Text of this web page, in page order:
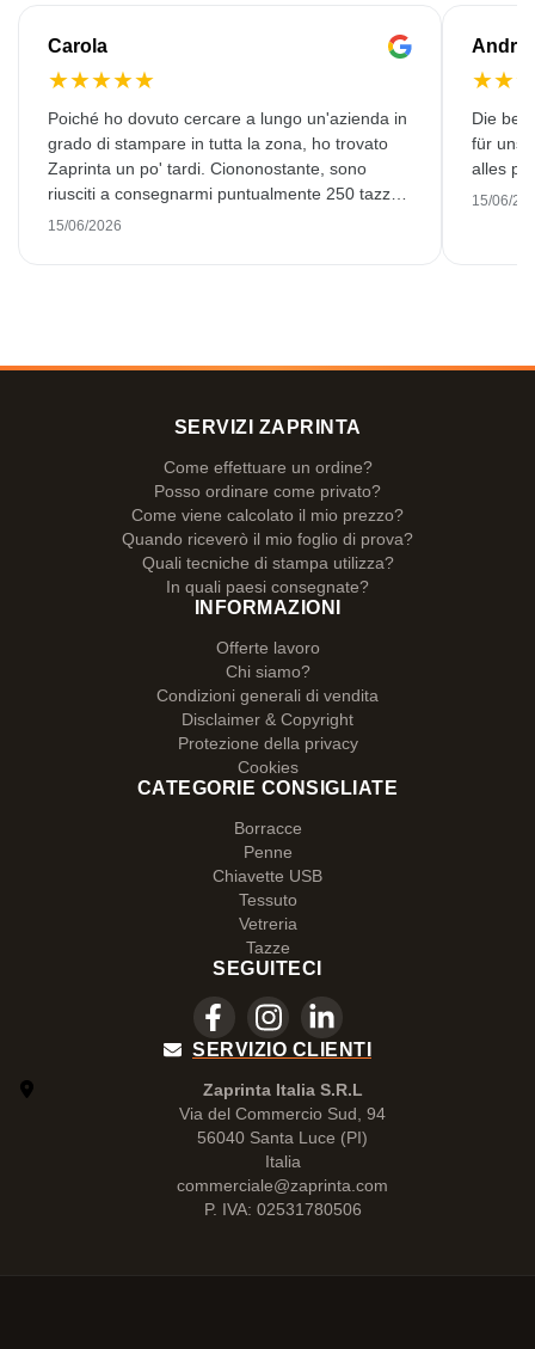
Carola
★★★★★
Poiché ho dovuto cercare a lungo un'azienda in
grado di stampare in tutta la zona, ho trovato
Zaprinta un po' tardi. Ciononostante, sono
riusciti a consegnarmi puntualmente 250 tazze
smaltate splendidamente stampate. Sono molto
15/06/2026
★★
Die
für
alles
15/06/
SERVIZI ZAPRINTA
Come effettuare un ordine?
Posso ordinare come privato?
Come viene calcolato il mio prezzo?
Quando riceverò il mio foglio di prova?
Quali tecniche di stampa utilizza?
In quali paesi consegnate?
INFORMAZIONI
Offerte lavoro
Chi siamo?
Condizioni generali di vendita
Disclaimer & Copyright
Protezione della privacy
Cookies
CATEGORIE CONSIGLIATE
Borracce
Penne
Chiavette USB
Tessuto
Vetreria
Tazze
SEGUITECI
SERVIZIO CLIENTI
Zaprinta Italia S.R.L
Via del Commercio Sud, 94
56040 Santa Luce (PI)
Italia
commerciale@zaprinta.com
P. IVA: 02531780506